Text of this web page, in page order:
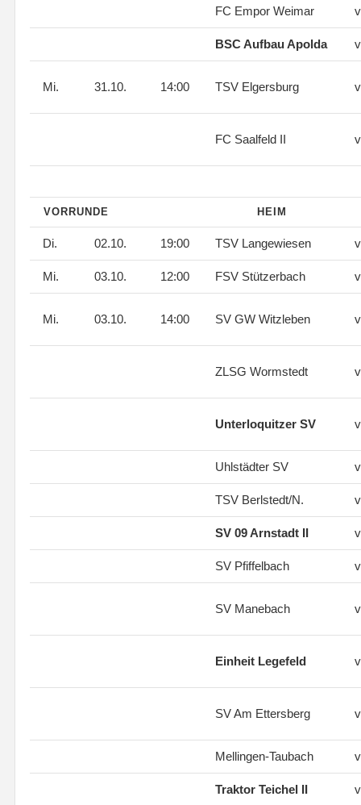
FC Empor Weimar
BSC Aufbau Apolda
Mi. 31.10. 14:00 TSV Elgersburg
FC Saalfeld II
VORRUNDE HEIM
Di. 02.10. 19:00 TSV Langewiesen
Mi. 03.10. 12:00 FSV Stützerbach
Mi. 03.10. 14:00 SV GW Witzleben
ZLSG Wormstedt
Unterloquitzer SV
Uhlstädter SV
TSV Berlstedt/N.
SV 09 Arnstadt II
SV Pfiffelbach
SV Manebach
Einheit Legefeld
SV Am Ettersberg
Mellingen-Taubach
Traktor Teichel II